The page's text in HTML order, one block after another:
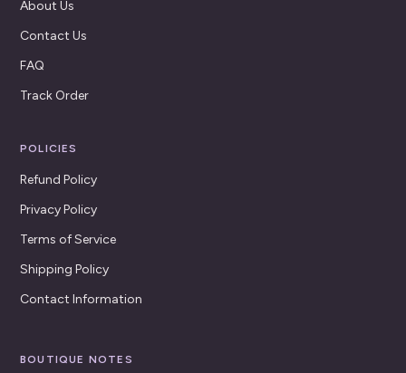
About Us
Contact Us
FAQ
Track Order
POLICIES
Refund Policy
Privacy Policy
Terms of Service
Shipping Policy
Contact Information
BOUTIQUE NOTES